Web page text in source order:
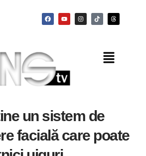
un sistem de
facială care poate